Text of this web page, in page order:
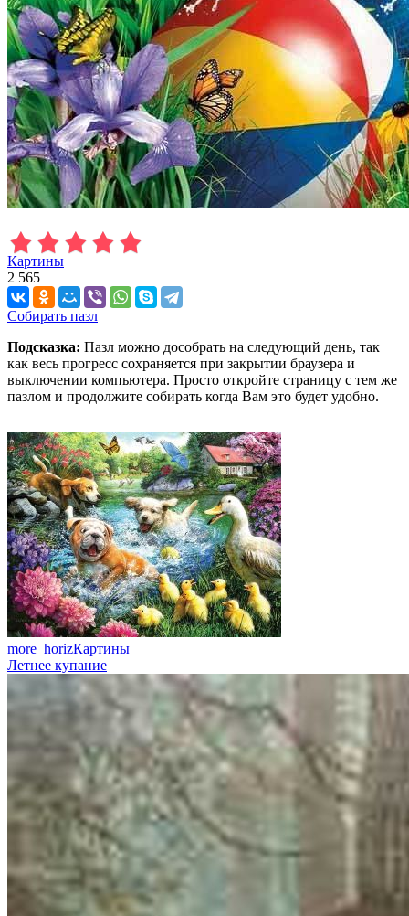
Картины
2 565
Собирать пазл
Подсказка: Пазл можно дособрать на следующий день, так
как весь прогресс сохраняется при закрытии браузера и
выключении компьютера. Просто откройте страницу с тем же
пазлом и продолжите собирать когда Вам это будет удобно.
more_horizКартины
Летнее купание